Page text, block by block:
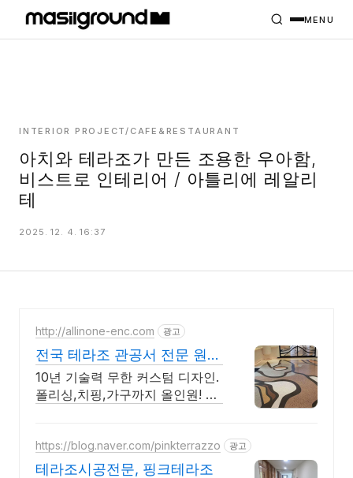
PROJECTS
MASILWIDE
MENU
INTERIOR PROJECT/CAFE&RESTAURANT
아치와 테라조가 만든 조용한 우아함,
비스트로 인테리어 / 아틀리에 레알리
테
2025. 12. 4. 16:37
http://allinone-enc.com 광고
전국 테라조 관공서 전문 원하
는 디자인 그대로 구현
10년 기술력 무한 커스텀 디자인.
폴리싱,치핑,가구까지 올인원! 전
하자없는 고품질 전국시공
https://blog.naver.com/pinkterrazzo 광고
테라조시공전문, 핑크테라조